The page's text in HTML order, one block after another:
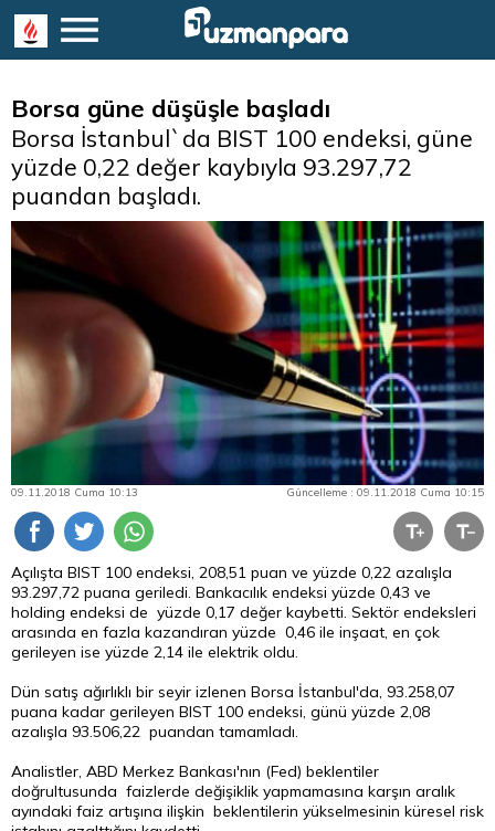
Borsa güne düşüşle başladı
Borsa İstanbul`da BIST 100 endeksi, güne
yüzde 0,22 değer kaybıyla 93.297,72
puandan başladı.
09.11.2018 Cuma 10:13 Güncelleme : 09.11.2018 Cuma 10:15
Açılışta BIST 100 endeksi, 208,51 puan ve yüzde 0,22 azalışla
93.297,72 puana geriledi. Bankacılık endeksi yüzde 0,43 ve
holding endeksi de yüzde 0,17 değer kaybetti. Sektör endeksleri
arasında en fazla kazandıran yüzde 0,46 ile inşaat, en çok
gerileyen ise yüzde 2,14 ile elektrik oldu.
Dün satış ağırlıklı bir seyir izlenen Borsa İstanbul'da, 93.258,07
puana kadar gerileyen BIST 100 endeksi, günü yüzde 2,08
azalışla 93.506,22 puandan tamamladı.
Analistler, ABD Merkez Bankası'nın (Fed) beklentiler
doğrultusunda faizlerde değişiklik yapmamasına karşın aralık
ayındaki faiz artışına ilişkin beklentilerin yükselmesinin küresel risk